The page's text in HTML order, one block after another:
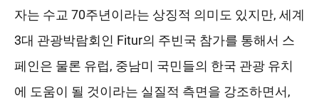
자는 수교 70주년이라는 상징적 의미도 있지만, 세계
3대 관광박람회인 Fitur의 주빈국 참가를 통해서 스
페인은 물론 유럽, 중남미 국민들의 한국 관광 유치
에 도움이 될 것이라는 실질적 측면을 강조하면서,